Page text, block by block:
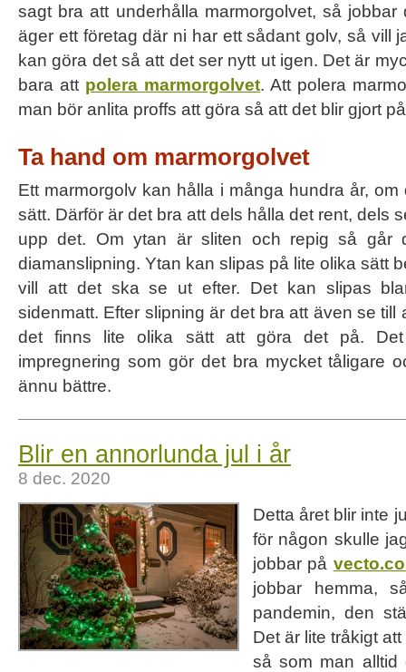
sagt bra att underhålla marmorgolvet, så
äger ett företag där ni har ett sådant golv, så vill
kan göra det så att det ser nytt ut igen. Det är
bara att polera marmorgolvet. Att polera
man bör anlita proffs att göra så att det blir gjort
Ta hand om marmorgolvet
Ett marmorgolv kan hålla i många hundra år,
sätt. Därför är det bra att dels hålla det rent, dels
upp det. Om ytan är sliten och repig så går
diamanslipning. Ytan kan slipas på lite olika sätt
vill att det ska se ut efter. Det kan slipas
sidenmatt. Efter slipning är det bra att även se till
det finns lite olika sätt att göra det på.
impregnering som gör det bra mycket tåligare
ännu bättre.
Blir en annorlunda jul i år
8 dec. 2020
Detta året blir inte
för någon skulle
jobbar på
jobbar hemma,
pandemin, den
Det är lite tråkigt
så som man alltid